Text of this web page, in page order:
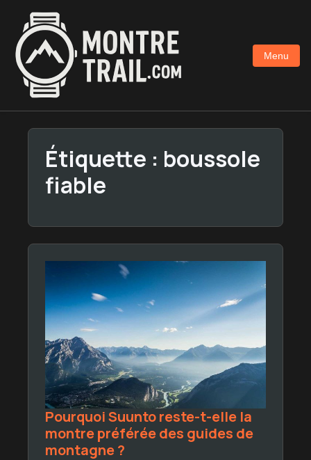
contenu
principal
Menu
Étiquette : boussole
fiable
Pourquoi Suunto reste-t-elle la
montre préférée des guides de
montagne ?